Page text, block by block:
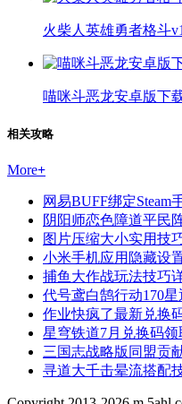
火柴人英雄勇者格斗
喵咪斗恶龙安卓版下
相关攻略
More+
网易BUFF绑定Steam
阴阳师恋色障道平民
图片压缩大小实用技
小米手机应用隐藏设
捕鱼大作战玩法技巧
代号鸢白鹄行动170
作业快疯了最新兑换
星穹铁道7月兑换码
三国志战略版同盟贡
寻道大千击晕流搭配